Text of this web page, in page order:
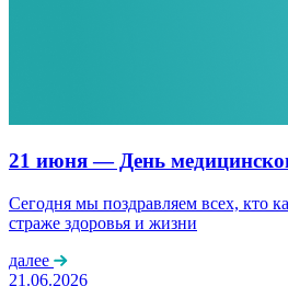
21 июня — День
Сегодня мы поздравляем всех, кто
страже здоровья и жизни
далее
21.06.2026